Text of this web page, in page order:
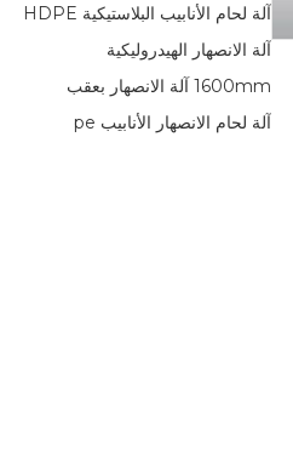
آلة لحام الأنابيب البلاستيكية HDPE
آلة الانصهار الهيدروليكية
1600mm آلة الانصهار بعقب
آلة لحام الانصهار الأنابيب pe